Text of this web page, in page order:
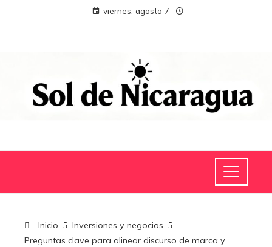
viernes, agosto 7
Inicio
Inversiones y negocios
Preguntas clave para alinear discurso de marca y